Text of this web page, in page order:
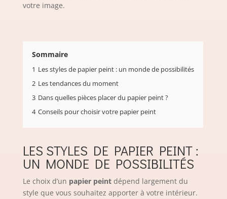
votre image.
Sommaire
1 Les styles de papier peint : un monde de possibilités
2 Les tendances du moment
3 Dans quelles pièces placer du papier peint ?
4 Conseils pour choisir votre papier peint
LES STYLES DE PAPIER PEINT :
UN MONDE DE POSSIBILITÉS
Le choix d’un papier peintdépend largement du
style que vous souhaitez apporter à votre intérieur.